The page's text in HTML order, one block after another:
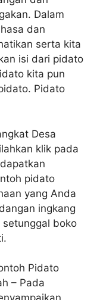
Dalam
dan
serta kita
isi dari pidato
kita pun
Pidato
Desa
klik pada
pidato
yang Anda
ingkang
boko
Pidato
– Pada